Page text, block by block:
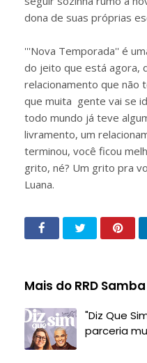
dona de suas próprias
'''Nova Temporada'' é
do jeito que está agora,
relacionamento que não
que muita gente vai se
todo mundo já teve
livramento, um
terminou, você ficou
grito, né? Um grito pra
Luana.
Mais do RRD Samba
"Diz Que
parceria